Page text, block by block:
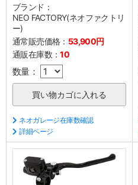
ブランド：
NEO FACTORY(ネオファクトリ
ー)
通常販売価格： 53,900円
通販在庫数：10
数量：
ネオガレージ在庫数確認
詳細ページ